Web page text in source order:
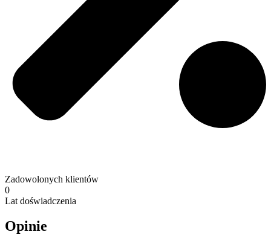
Zadowolonych klientów
0
Lat doświadczenia
Opinie